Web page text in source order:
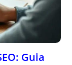
Guia